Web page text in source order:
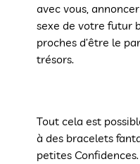
avec vous,
sexe de votre futur
proches d’être le
trésors.
Tout cela est
à des bracelets
petites Confidences.